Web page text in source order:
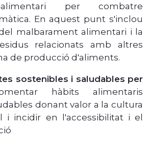
per combatre
En aquest punt s'inclou
malbarament alimentari i la
relacionats amb altres
de producció d'aliments.
sostenibles i saludables per
hàbits alimentaris
donant valor a la cultura
i incidir en l'accessibilitat i el